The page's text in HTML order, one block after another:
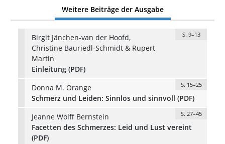
Weitere Beiträge der Ausgabe
Birgit Jänchen-van der Hoofd,
Christine Bauriedl-Schmidt & Rupert
Martin
S. 9–13
Einleitung (PDF)
Donna M. Orange
S. 15–25
Schmerz und Leiden: Sinnlos und sinnvoll (PDF)
Jeanne Wolff Bernstein
S. 27–45
Facetten des Schmerzes: Leid und Lust vereint
(PDF)